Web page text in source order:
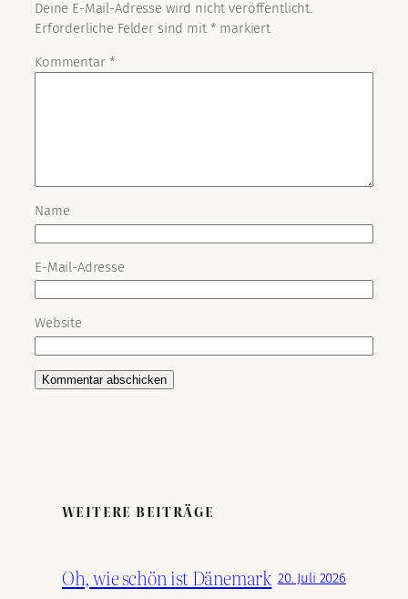
Deine E-Mail-Adresse wird nicht veröffentlicht.
Erforderliche Felder sind mit * markiert
Kommentar *
Name
E-Mail-Adresse
Website
WEITERE BEITRÄGE
Oh, wie schön ist Dänemark 20. Juli 2026